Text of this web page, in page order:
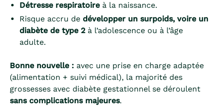
Détresse respiratoire à la naissance.
Risque accru de développer un surpoids, voire un
diabète de type 2à l’adolescence ou à l’âge
adulte.
Bonne nouvelle : avec une prise en charge adaptée
(alimentation + suivi médical), la majorité des
grossesses avec diabète gestationnel se déroulent
sans complications majeures.